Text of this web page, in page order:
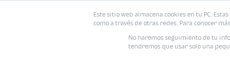
Este sitio web almacena cookies en tu PC.
como a través de otras redes. Para conocer
No haremos seguimiento de tu
tendremos que usar solo una